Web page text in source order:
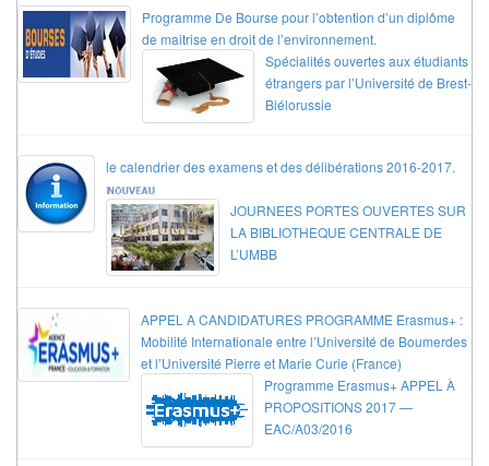
Programme De Bourse pour l’obtention d’un diplôme
de maitrise en droit de l’environnement.
Spécialités ouvertes aux étudiants
étrangers par l’Université de Brest-
Biélorussie
le calendrier des examens et des délibérations 2016-2017.
JOURNEES PORTES OUVERTES SUR
LA BIBLIOTHEQUE CENTRALE DE
L’UMBB
APPEL A CANDIDATURES PROGRAMME Erasmus+ :
Mobilité Internationale entre l’Université de Boumerdes
et l’Université Pierre et Marie Curie (France)
Programme Erasmus+ APPEL À
PROPOSITIONS 2017 —
EAC/A03/2016